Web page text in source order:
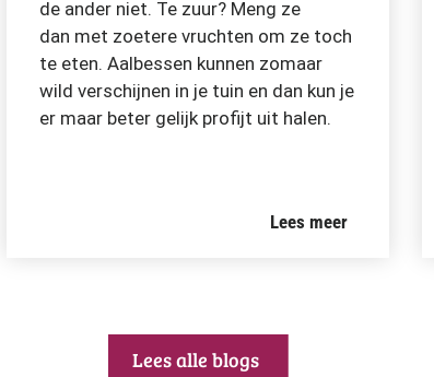
de ander niet. Te zuur? Meng ze
dan met zoetere vruchten om ze toch
te eten. Aalbessen kunnen zomaar
wild verschijnen in je tuin en dan kun je
er maar beter gelijk profijt uit halen.
Lees meer
Lees alle blogs